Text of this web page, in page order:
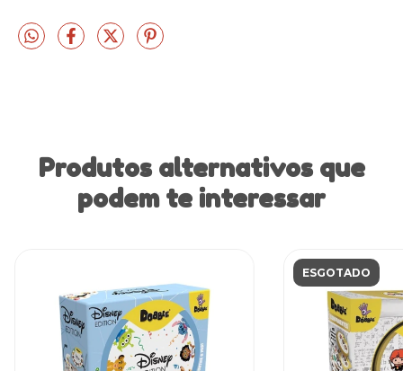
Produtos alternativos que
podem te interessar
ESGOTADO